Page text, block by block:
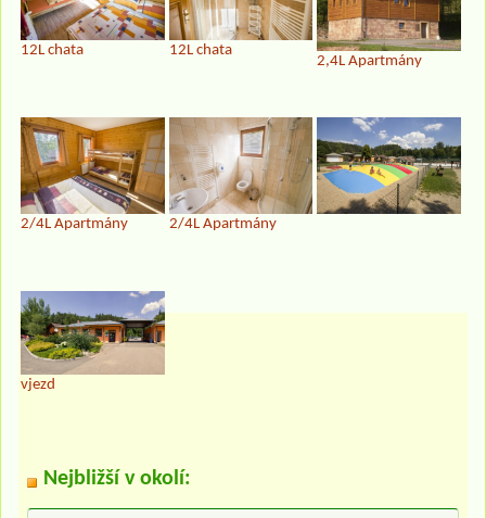
12L chata 12L chata
2,4L Apartmány
2/4L Apartmány 2/4L Apartmány
vjezd
Nejbližší v okolí: